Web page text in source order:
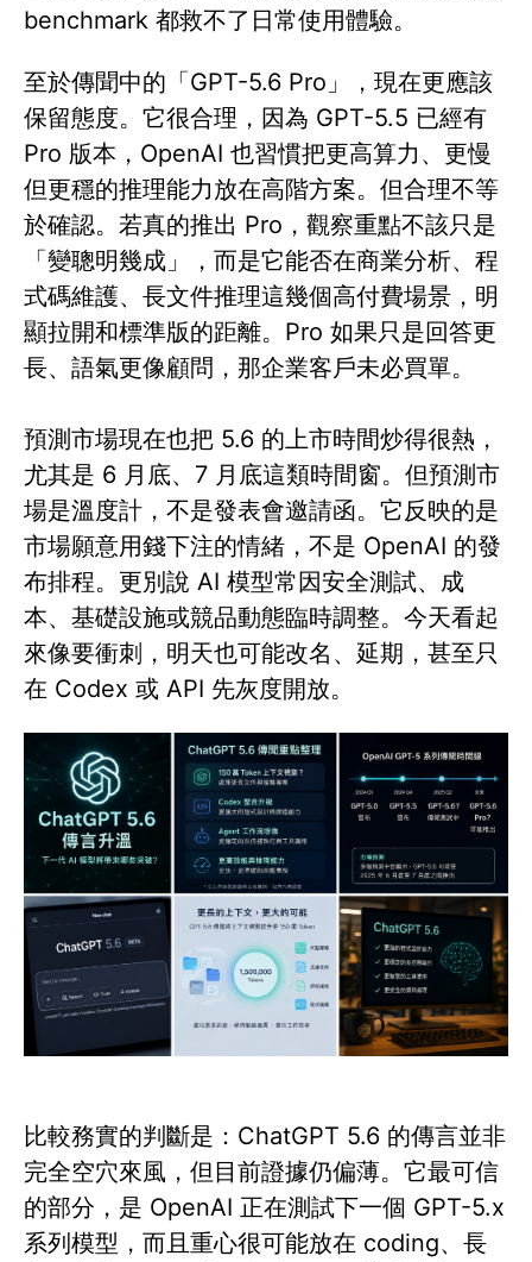
benchmark 都救不了日常使用體驗。
至於傳聞中的「GPT-5.6 Pro」，現在更應該
保留態度。它很合理，因為 GPT-5.5 已經有
Pro 版本，OpenAI 也習慣把更高算力、更慢
但更穩的推理能力放在高階方案。但合理不等
於確認。若真的推出 Pro，觀察重點不該只是
「變聰明幾成」，而是它能否在商業分析、程
式碼維護、長文件推理這幾個高付費場景，明
顯拉開和標準版的距離。Pro 如果只是回答更
長、語氣更像顧問，那企業客戶未必買單。
預測市場現在也把 5.6 的上市時間炒得很熱，
尤其是 6 月底、7 月底這類時間窗。但預測市
場是溫度計，不是發表會邀請函。它反映的是
市場願意用錢下注的情緒，不是 OpenAI 的發
布排程。更別說 AI 模型常因安全測試、成
本、基礎設施或競品動態臨時調整。今天看起
來像要衝刺，明天也可能改名、延期，甚至只
在 Codex 或 API 先灰度開放。
比較務實的判斷是：ChatGPT 5.6 的傳言並非
完全空穴來風，但目前證據仍偏薄。它最可信
的部分，是 OpenAI 正在測試下一個 GPT-5.x
系列模型，而且重心很可能放在 coding、長